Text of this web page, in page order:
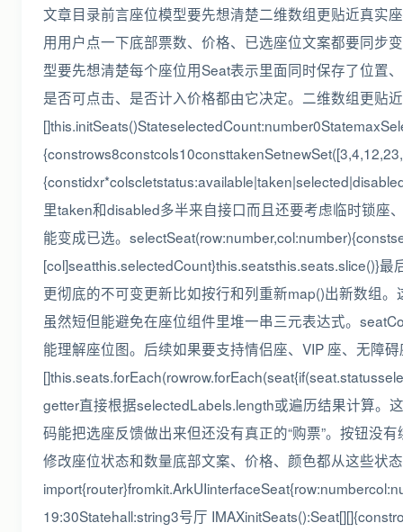
文章目录前言座位模型要先想清楚二维数组更贴近真实
用用户点一下底部票数、价格、已选座位文案都要同步
型要先想清楚每个座位用Seat表示里面同时保存了位置
是否可点击、是否计入价格都由它决定。二维数组更贴
里taken和disabled多半来自接口而且还要考虑临时锁
能变成已选。
[col]seatthis.selectedCount}this.seatsthis.seats.slice()}
更彻底的不可变更新比如按行和列重新map()出新数组
虽然短但能避免在座位组件里堆一串三元表达式。
能理解座位图。后续如果要支持情侣座、VIP 座、无障
getter直接根据selectedLabels.length或遍历结果计算。
码能把选座反馈做出来但还没有真正的“购票”。按钮没
修改座位状态和数量底部文案、价格、颜色都从这些状
19:30Statehall:string3号厅